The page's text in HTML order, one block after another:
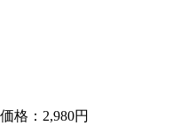
価格：2,980円